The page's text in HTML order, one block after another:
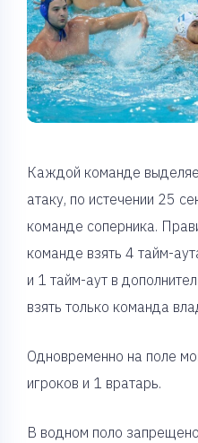
Каждой команде
атаку, по истечении 25
команде соперника.
команде взять 4 тайм-
и 1 тайм-аут в
взять только команда
Одновременно на поле
игроков и 1 вратарь.
В водном поло